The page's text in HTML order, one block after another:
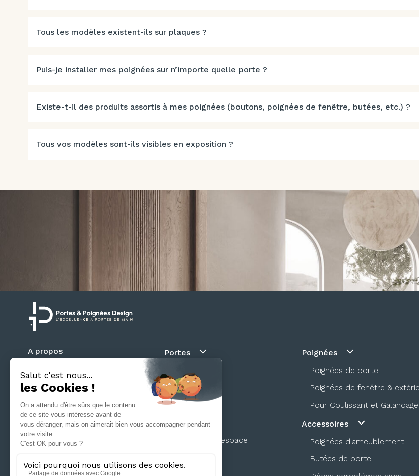
Tous les modèles existent-ils sur plaques ?
Puis-je installer mes poignées sur n’importe quelle porte ?
Existe-t-il des produits assortis à mes poignées (boutons, poignées de fenêtre, butées, etc.) ?
Tous vos modèles sont-ils visibles en exposition ?
Portes
Battante
Coulissante
Galandage
Séparation d’espace
Poignées
Poignées de porte
Poignées de fenêtre &
Pour Coulissant et Galandage
Accessoires
Poignées d'ameublement
Butées de porte
A propos
Contact
Suivez nous